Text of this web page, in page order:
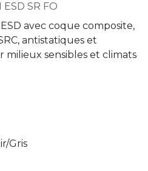
SR FO
avec coque composite,
antistatiques et
milieux sensibles et climats
Gris